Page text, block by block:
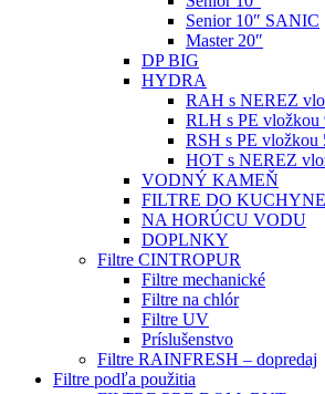
Senior 10″ SANIC
Master 20″
DP BIG
HYDRA
RAH s NEREZ
RLH s PE vložkou
RSH s PE vložkou
HOT s NEREZ
VODNÝ KAMEŇ
FILTRE DO KUCHYNE
NA HORÚCU VODU
DOPLNKY
Filtre CINTROPUR
Filtre mechanické
Filtre na chlór
Filtre UV
Príslušenstvo
Filtre RAINFRESH – dopredaj
Filtre podľa použitia